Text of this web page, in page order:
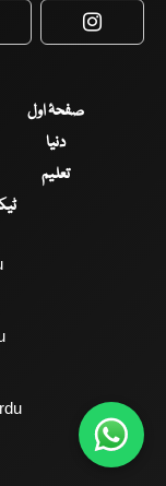
صفحۂ اول
دنیا
تعلیم